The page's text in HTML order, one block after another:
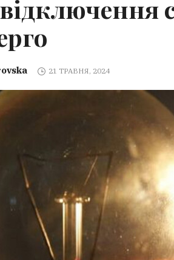
21 ТРАВНЯ, 2024